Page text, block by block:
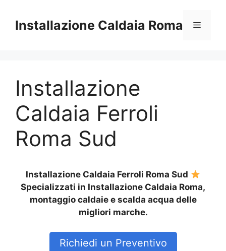
contenuto
Installazione Caldaia Roma Menu
Installazione
Caldaia Ferroli
Roma Sud
Installazione Caldaia Ferroli Roma Sud
Specializzati in Installazione Caldaia Roma,
montaggio caldaie e scalda acqua delle
migliori marche.
Richiedi un Preventivo